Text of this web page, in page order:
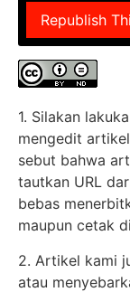
Republish
1. Silakan
mengedit
sebut bahwa
tautkan URL
bebas
maupun cetak
2. Artikel kami
atau